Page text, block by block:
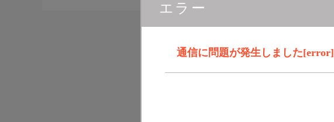
エラー
通信に問題が発生しました[error]